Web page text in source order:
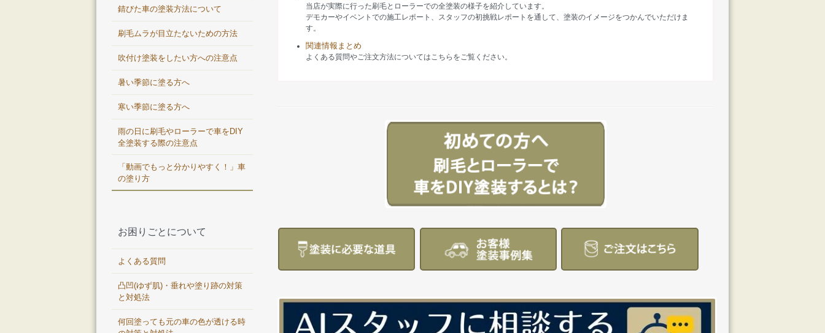
当店が実際に行った刷毛とローラーでの全塗装の様子を紹介しています。
デモカーやイベントでの施工レポート、スタッフの初挑戦レポートを通して、塗装のイメージをつかんでいただけま
す。
関連情報まとめ
よくある質問やご注文方法についてはこちらをご覧ください。
錆びた車の塗装方法について
刷毛ムラが目立たないための方法
吹付け塗装をしたい方への注意点
暑い季節に塗る方へ
寒い季節に塗る方へ
雨の日に刷毛やローラーで車をDIY
全塗装する際の注意点
「動画でもっと分かりやすく！」車
の塗り方
お困りごとについて
よくある質問
凸凹(ゆず肌)・垂れや塗り跡の対策
と対処法
何回塗っても元の車の色が透ける時